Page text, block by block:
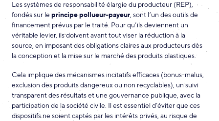
Les systèmes de responsabilité élargie du producteur (REP),
fondés sur le principe pollueur-payeur , sont l’un des outils de
financement prévus par le traité. Pour qu’ils deviennent un
véritable levier, ils doivent avant tout viser la réduction à la
source, en imposant des obligations claires aux producteurs dès
la conception et la mise sur le marché des produits plastiques.
Cela implique des mécanismes incitatifs efficaces (bonus-malus,
exclusion des produits dangereux ou non recyclables), un suivi
transparent des résultats et une gouvernance publique, avec la
participation de la société civile. Il est essentiel d’éviter que ces
dispositifs ne soient captés par les intérêts privés, au risque de